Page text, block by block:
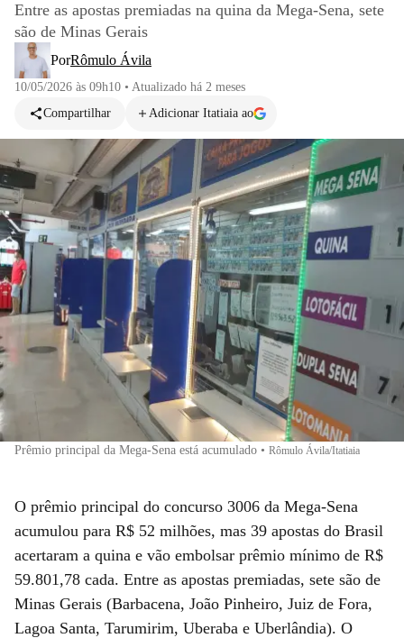
Entre as apostas premiadas na quina da Mega-Sena, sete
são de Minas Gerais
PorRômulo Ávila
10/05/2026 às 09h10 • Atualizado há 2 meses
Compartilhar
Adicionar Itatiaia ao
Prêmio principal da Mega-Sena está acumulado • Rômulo Ávila/Itatiaia
O prêmio principal do concurso 3006 da Mega-Sena
acumulou para R$ 52 milhões, mas 39 apostas do Brasil
acertaram a quina e vão embolsar prêmio mínimo de R$
59.801,78 cada. Entre as apostas premiadas, sete são de
Minas Gerais (Barbacena, João Pinheiro, Juiz de Fora,
Lagoa Santa, Tarumirim, Uberaba e Uberlândia). O